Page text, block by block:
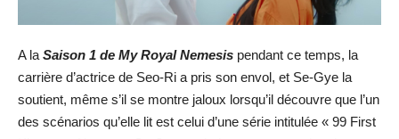
A laSaison 1 de My Royal Nemesis pendant ce temps, la
carrière d’actrice de Seo-Ri a pris son envol, et Se-Gye la
soutient, même s’il se montre jaloux lorsqu’il découvre que l’un
des scénarios qu’elle lit est celui d’une série intitulée « 99 First